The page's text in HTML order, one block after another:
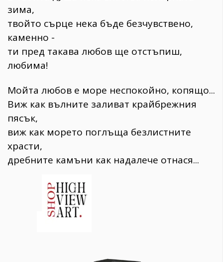
зима,
твойто сърце нека бъде безчувствено,
каменно -
ти пред такава любов ще отстъпиш,
любима!
Мойта любов е море неспокойно, копящо...
Виж как вълните заливат крайбрежния
пясък,
виж как морето поглъща безлистните
храсти,
дребните камъни как надалече отнася...